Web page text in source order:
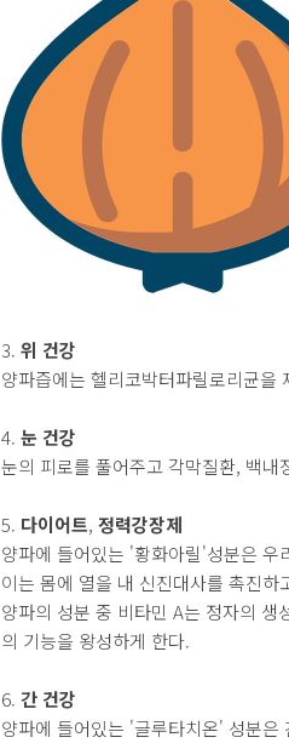
3. 위 건강
양파즙에는 헬리코박터파릴로리균
4. 눈 건강
눈의 피로를 풀어주고 각막질환, 백
5. 다이어트, 정력강장제
양파에 들어있는 '황화아릴'성분은
이는 몸에 열을 내 신진대사를 촉진
양파의 성분 중 비타민 A는 정자의
의 기능을 왕성하게 한다.
6. 간 건강
양파에 들어있는 '글루타치온' 성분